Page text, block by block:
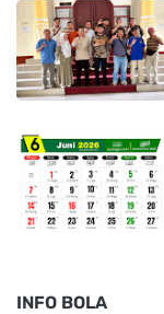
INFO BOLA